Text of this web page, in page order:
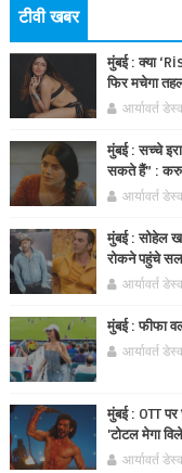
टीवी खबर
मुंबई : क्या
फिर मचेगा
आर्यावर्त
मुंबई : सच्चे
सकते हैं” :
आर्यावर्त
मुंबई : सोहेल
रोकने पहुंचे
आर्यावर्त
मुंबई : फीफा
आर्यावर्त
मुंबई : OTT
'टोटल मेगा
आर्यावर्त